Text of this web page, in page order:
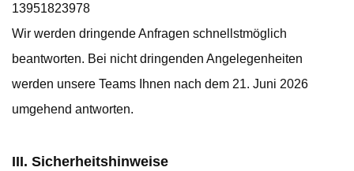
13951823978
Wir werden dringende Anfragen schnellstmöglich
beantworten. Bei nicht dringenden Angelegenheiten
werden unsere Teams Ihnen nach dem 21. Juni 2026
umgehend antworten.
III. Sicherheitshinweise